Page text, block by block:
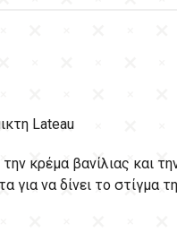
Lateau
κρέμα βανίλιας και
για να δίνει το στίγμα